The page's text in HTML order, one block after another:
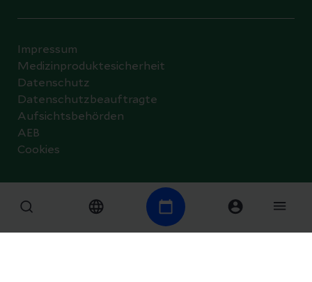
© 2026 Helios Kliniken GmbH
Impressum
Medizinproduktesicherheit
Datenschutz
Datenschutzbeauftragte
Aufsichtsbehörden
AEB
Cookies
Datenschutzeinstellungen